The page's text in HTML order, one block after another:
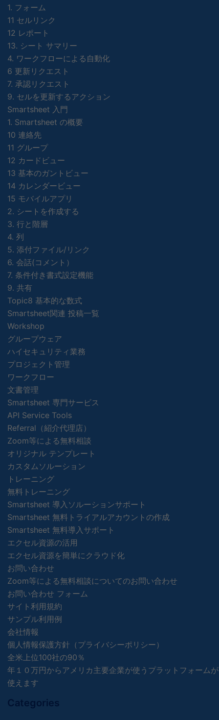
1. フォーム
11 セルリンク
12 レポート
13. シート サマリー
4. ワークフローによる自動化
6 更新リクエスト
7. 承認リクエスト
9. セルを更新するアクション
Smartsheet 入門
1. Smartsheet の概要
10 連絡先
11 グループ
12 カードビュー
13 基本のガントビュー
14 カレンダービュー
15 モバイルアプリ
2. シートを作成する
3. 行と階層
4. 列
5. 添付ファイル/リンク
6. 会話(コメント）
7. 条件付き書式設定機能
9. 共有
Topic8 基本的な数式
Smartsheet関連 投稿一覧
Workshop
グループウェア
ハイセキュリティ業務
プロジェクト管理
ワークフロー
文書管理
Smartsheet 専門サービス
API Service Tools
Referral（紹介代理店）
Zoom等による無料相談
オリジナル テンプレート
カスタムソルーション
トレーニング
無料トレーニング
Smartsheet 導入ソルーションサポート
Smartsheet 無料トライアルアカウントの作成
Smartsheet 無料導入サポート
エクセル資源の活用
エクセル資源を簡単にクラウド化
お問い合わせ
Zoom等による無料相談についてのお問い合わせ
お問い合わせ フォーム
サイト利用規約
サンプル利用例
会社情報
個人情報保護方針（プライバシーポリシー）
全米上位100社の90％
年１０万円からアメリカ主要企業が使うプラットフォームが
使えます
Categories